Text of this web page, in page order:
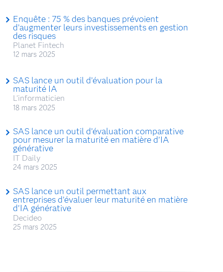
Enquête : 75 % des banques prévoient
d’augmenter leurs investissements en gestion
des risques
Planet Fintech
12 mars 2025
SAS lance un outil d’évaluation pour la
maturité IA
L'informaticien
18 mars 2025
SAS lance un outil d’évaluation comparative
pour mesurer la maturité en matière d’IA
générative
IT Daily
24 mars 2025
SAS lance un outil permettant aux
entreprises d’évaluer leur maturité en matière
d’IA générative
Decideo
25 mars 2025